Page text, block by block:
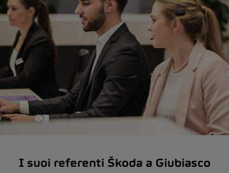
I suoi referenti Škoda a Giubiasco